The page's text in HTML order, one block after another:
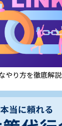
やり方を徹底解説